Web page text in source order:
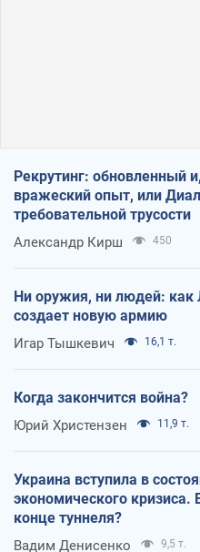
Рекрутинг: обновленный
вражеский опыт, или
требовательной трусости
Александр Кирш 450
Ни оружия, ни людей: как
создает новую армию
Игар Тышкевич 16,1 т.
Когда закончится война?
Юрий Христензен 11,9 т.
Украина вступила в
экономического кризиса.
конце туннеля?
Вадим Денисенко 9,5 т.